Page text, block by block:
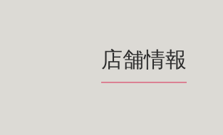
店舗情報